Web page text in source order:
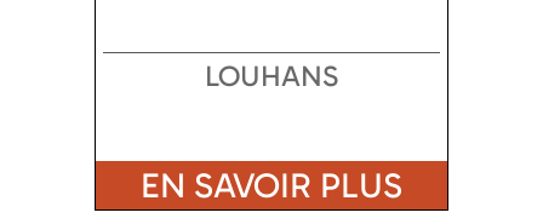
LOUHANS
EN SAVOIR PLUS